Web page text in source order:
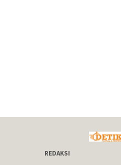
REDAKSI